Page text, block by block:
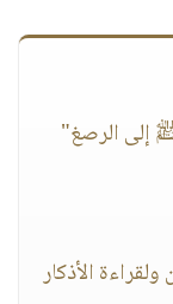
إلى الرصغ"
الأذكار